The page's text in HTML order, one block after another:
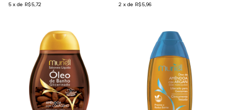
5 x de R$5,72 2 x de R$5,96